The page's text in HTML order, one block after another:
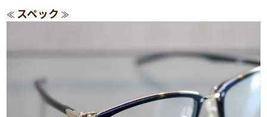
≪ スペック ≫